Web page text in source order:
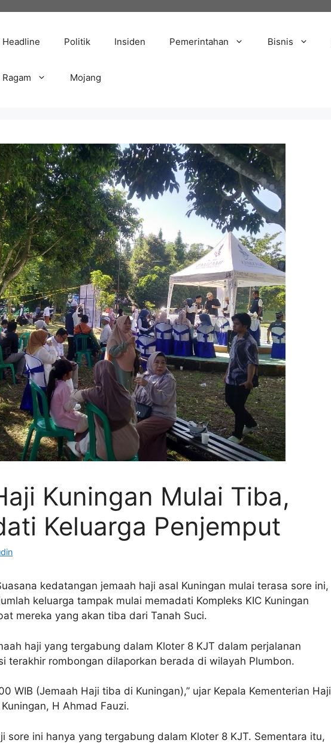
Headline Politik Insiden Pemerintahan Bisnis
Ragam Mojang
Kuningan Mulai Tiba,
Keluarga Penjemput
kedatangan jemaah haji asal Kuningan mulai terasa sore ini,
keluarga tampak mulai memadati Kompleks KIC Kuningan
mereka yang akan tiba dari Tanah Suci.
haji yang tergabung dalam Kloter 8 KJT dalam perjalanan
terakhir rombongan dilaporkan berada di wilayah Plumbon.
WIB (Jemaah Haji tiba di Kuningan),” ujar Kepala Kementerian Haji
H Ahmad Fauzi.
sore ini hanya yang tergabung dalam Kloter 8 KJT. Sementara itu,